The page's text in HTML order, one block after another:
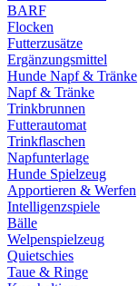
BARF
Flocken
Futterzusätze
Ergänzungsmittel
Hunde Napf & Tränke
Napf & Tränke
Trinkbrunnen
Futterautomat
Trinkflaschen
Napfunterlage
Hunde Spielzeug
Apportieren & Werfen
Intelligenzspiele
Bälle
Welpenspielzeug
Quietschies
Taue & Ringe